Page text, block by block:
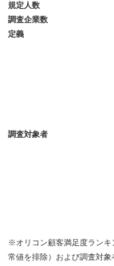
規定人数
調査企業数
定義
調査対象者
※オリコン顧客満足度ランキ
常値を排除）および調査対象